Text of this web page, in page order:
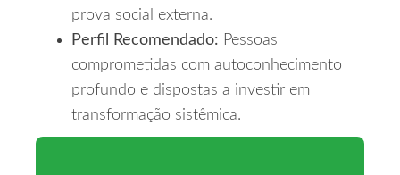
prova social externa.
Perfil Recomendado: Pessoas
comprometidas com autoconhecimento
profundo e dispostas a investir em
transformação sistêmica.